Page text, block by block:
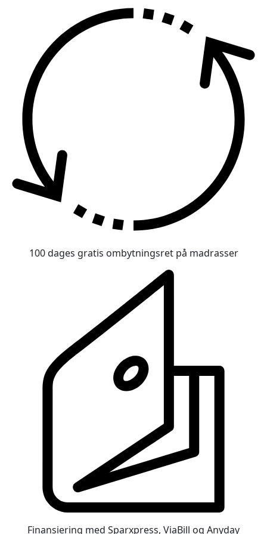
100 dages gratis ombytningsret på madrasser
Finansiering med Sparxpress, ViaBill og Anyday